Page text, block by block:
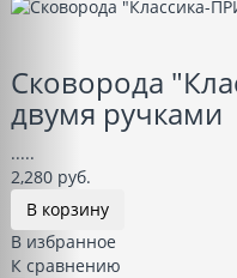
Сковорода
двумя ручками
.....
2,280 руб.
В корзину
В избранное
К сравнению